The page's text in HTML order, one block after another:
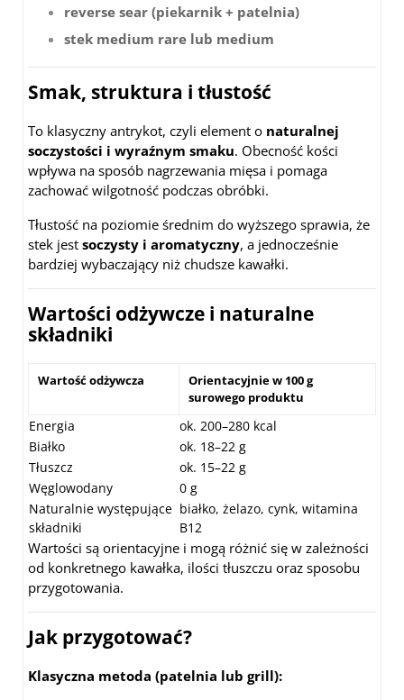
reverse sear (piekarnik + patelnia)
stek medium rare lub medium
Smak, struktura i tłustość
To klasyczny antrykot, czyli element o naturalnej
soczystości i wyraźnym smaku. Obecność kości
wpływa na sposób nagrzewania mięsa i pomaga
zachować wilgotność podczas obróbki.
Tłustość na poziomie średnim do wyższego sprawia, że
stek jest soczysty i aromatyczny, a jednocześnie
bardziej wybaczający niż chudsze kawałki.
Wartości odżywcze i naturalne
składniki
Wartość odżywcza
Orientacyjnie w 100 g
surowego produktu
Energia
ok. 200–280 kcal
Białko
ok. 18–22 g
Tłuszcz
ok. 15–22 g
Węglowodany
0 g
Naturalnie występujące
składniki
białko, żelazo, cynk, witamina
B12
Wartości są orientacyjne i mogą różnić się w zależności
od konkretnego kawałka, ilości tłuszczu oraz sposobu
przygotowania.
Jak przygotować?
Klasyczna metoda (patelnia lub grill):